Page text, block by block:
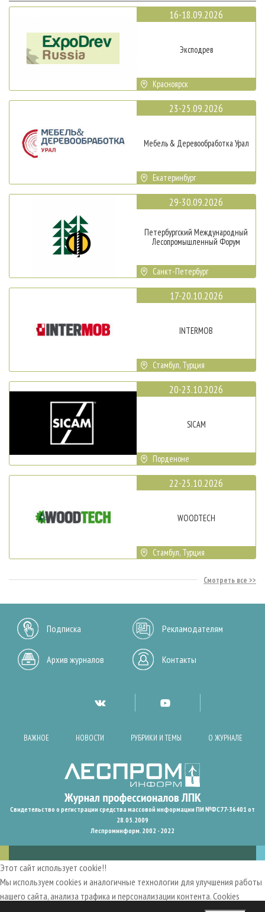
16-18.09.2026
Эксподрев
Красноярск
23-25.09.2026
Мебель & Деревообработка Урал
Екатеринбург
29-30.09.2026
Петербургский Международный
Лесопромышленный Форум
Санкт-Петербург
17-20.10.2026
INTERMOB
Стамбул, Турция
20-23.10.2026
SICAM
Порденоне
22-25.10.2026
WOODTECH
Стамбул, Турция
Смотреть все
Подписка Рекламодателям
Архив журналов Контакты
ВАЖНОЕ НОВОСТИ РУБРИКИ И ТЕМЫ О ЖУРНАЛЕ
Свидетельство о регистрации средства массовой информации ПИ №ФС77-36401 от
28.05.2009
Леспроминформ. 2002 - 2022
Этот сайт использует cookie!!
Мы используем cookies и аналогичные технологии для улучшения работы
нашего сайта, анализа трафика и персонализации контента. Cookies